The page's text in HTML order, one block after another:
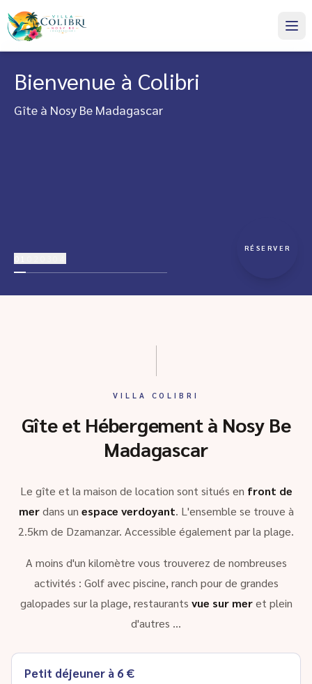
Bienvenue à Colibri
Gîte à Nosy Be Madagascar
RÉSERVER
VILLA COLIBRI
Gîte et Hébergement à Nosy Be
Madagascar
Le gîte et la maison de location sont situés en front de
merdans un espace verdoyant. L'ensemble se trouve à
2.5km de Dzamanzar. Accessible également par la plage.
A moins d'un kilomètre vous trouverez de nombreuses
activités : Golf avec piscine, ranch pour de grandes
galopades sur la plage, restaurants vue sur meret plein
d'autres …
Petit déjeuner à 6 €